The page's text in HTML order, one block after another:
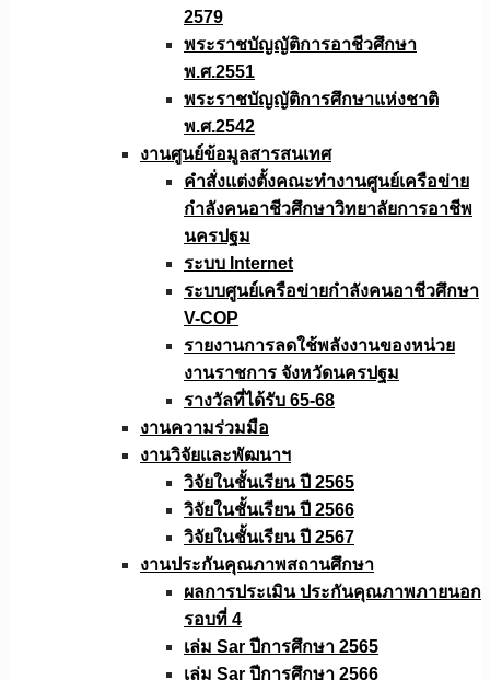
2579
พระราชบัญญัติการอาชีวศึกษา
พ.ศ.2551
พระราชบัญญัติการศึกษาแห่งชาติ
พ.ศ.2542
งานศูนย์ข้อมูลสารสนเทศ
คำสั่งแต่งตั้งคณะทำงานศูนย์เครือข่าย
กำลังคนอาชีวศึกษาวิทยาลัยการอาชีพ
นครปฐม
ระบบ Internet
ระบบศูนย์เครือข่ายกำลังคนอาชีวศึกษา
V-COP
รายงานการลดใช้พลังงานของหน่วย
งานราชการ จังหวัดนครปฐม
รางวัลที่ได้รับ 65-68
งานความร่วมมือ
งานวิจัยเเละพัฒนาฯ
วิจัยในชั้นเรียน ปี 2565
วิจัยในชั้นเรียน ปี 2566
วิจัยในชั้นเรียน ปี 2567
งานประกันคุณภาพสถานศึกษา
ผลการประเมิน ประกันคุณภาพภายนอก
รอบที่ 4
เล่ม Sar ปีการศึกษา 2565
เล่ม Sar ปีการศึกษา 2566